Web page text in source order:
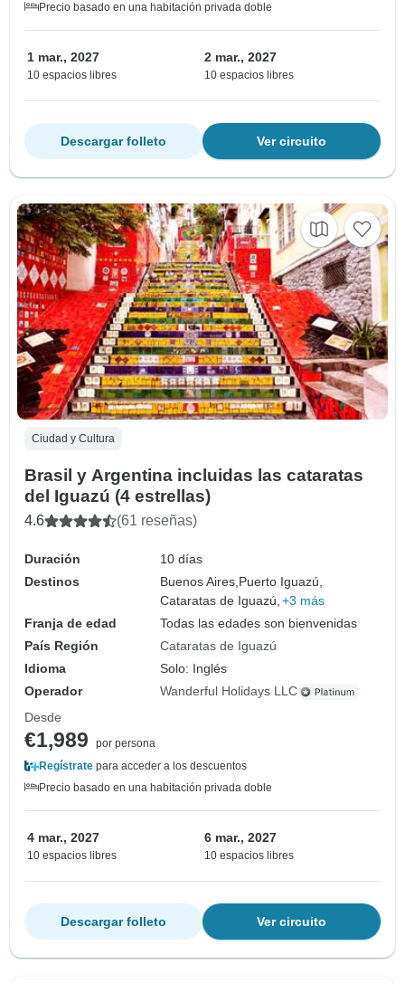
Precio basado en una habitación privada doble
1 mar., 2027
10 espacios libres
2 mar., 2027
10 espacios libres
Ver circuito
Descargar folleto
Ciudad y Cultura
Brasil y Argentina incluidas las cataratas
del Iguazú (4 estrellas)
4.6 (61 reseñas)
Duración
10 días
Destinos
Buenos Aires, Puerto Iguazú,
Cataratas de Iguazú, +3 más
Franja de edad
Todas las edades son bienvenidas
País Región
Cataratas de Iguazú
Idioma
Solo: Inglés
Operador
Wanderful Holidays LLC
Desde
€1,989
por persona
Regístrate para acceder a los descuentos
Precio basado en una habitación privada doble
4 mar., 2027
10 espacios libres
6 mar., 2027
10 espacios libres
Ver circuito
Descargar folleto